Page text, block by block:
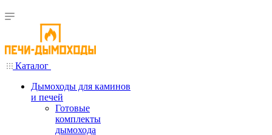
Каталог
Дымоходы для каминов
и печей
Готовые
комплекты
дымохода